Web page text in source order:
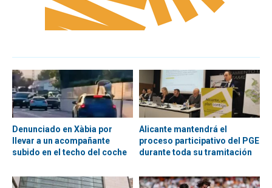
Denunciado en Xàbia por
llevar a un acompañante
subido en el techo del coche
Alicante mantendrá el
proceso participativo del PGE
durante toda su tramitación